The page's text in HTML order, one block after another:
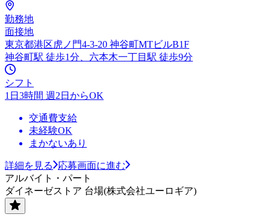
勤務地
面接地
東京都港区虎ノ門4-3-20 神谷町MTビルB1F
神谷町駅 徒歩1分、六本木一丁目駅 徒歩9分
シフト
1日3時間 週2日からOK
交通費支給
未経験OK
まかないあり
詳細を見る
応募画面に進む
アルバイト・パート
ダイネーゼストア 台場(株式会社ユーロギア)